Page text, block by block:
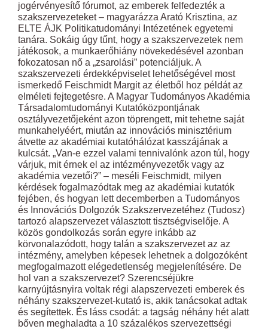
jogérvényesítő fórumot, az emberek felfedezték a
szakszervezeteket – magyarázza Arató Krisztina, az
ELTE ÁJK Politikatudományi Intézetének egyetemi
tanára. Sokáig úgy tűnt, hogy a szakszervezetek nem
játékosok, a munkaerőhiány növekedésével azonban
fokozatosan nő a „zsarolási” potenciáljuk. A
szakszervezeti érdekképviselet lehetőségével most
ismerkedő Feischmidt Margit az életből hoz példát az
elméleti fejtegetésre. A Magyar Tudományos Akadémia
Társadalomtudományi Kutatóközpontjának
osztályvezetőjeként azon töprengett, mit tehetne saját
munkahelyéért, miután az innovációs minisztérium
átvette az akadémiai kutatóhálózat kasszájának a
kulcsát. „Van-e ezzel valami tennivalónk azon túl, hogy
várjuk, mit érnek el az intézményvezetők vagy az
akadémia vezetői?” – meséli Feischmidt, milyen
kérdések fogalmazódtak meg az akadémiai kutatók
fejében, és hogyan lett decemberben a Tudományos
és Innovációs Dolgozók Szakszervezetéhez (Tudosz)
tartozó alapszervezet választott tisztségviselője. A
közös gondolkozás során egyre inkább az
körvonalazódott, hogy talán a szakszervezet az az
intézmény, amelyben képesek lehetnek a dolgozóként
megfogalmazott elégedetlenség megjelenítésére. De
hol van a szakszervezet? Szerencséjükre
karnyújtásnyira voltak régi alapszervezeti emberek és
néhány szakszervezet-kutató is, akik tanácsokat adtak
és segítettek. És láss csodát: a tagság néhány hét alatt
bőven meghaladta a 10 százalékos szervezettségi